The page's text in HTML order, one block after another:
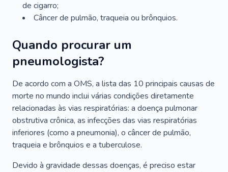
de cigarro;
Câncer de pulmão, traqueia ou brônquios.
Quando procurar um
pneumologista?
De acordo com a OMS, a lista das 10 principais causas de
morte no mundo inclui várias condições diretamente
relacionadas às vias respiratórias: a doença pulmonar
obstrutiva crônica, as infecções das vias respiratórias
inferiores (como a pneumonia), o câncer de pulmão,
traqueia e brônquios e a tuberculose.
Devido à gravidade dessas doenças, é preciso estar